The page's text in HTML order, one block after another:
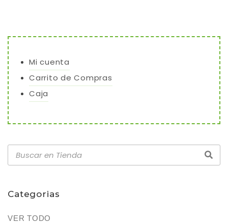
Mi cuenta
Carrito de Compras
Caja
Categorias
VER TODO